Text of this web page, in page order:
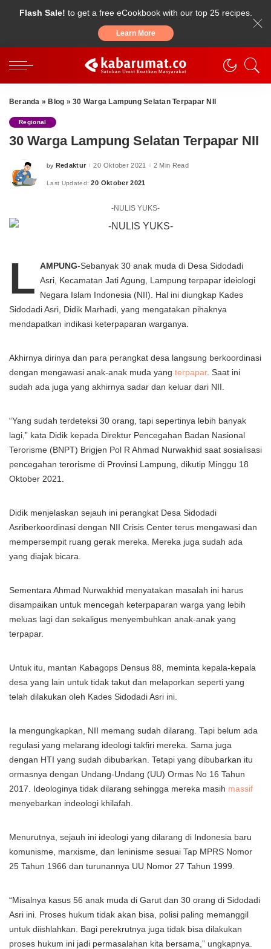
Flash Sale! to get a free eCookbook with our top 25 recipes.
Learn More
Beranda » Blog »30 Warga Lampung Selatan Terpapar NII
Regional
30 Warga Lampung Selatan Terpapar NII
Posted
by Redaktur 20 Oktober 2021 2 Min Read
Last Updated: 20 Oktober 2021
-NULIS YUKS-
L AMPUNG-Sebanyak 30 anak muda di Desa Sidodadi
Asri, Kecamatan Jati Agung, Lampung terpapar ideiologi
Negara Islam Indonesia (NII). Hal ini diungkap Kades
Sidodadi Asri, Didik Marhadi, yang mengatakan pihaknya
mendapatkan indikasi keterpaparan warganya.
Akhirnya dirinya dan para perangkat desa langsung berkoordinasi
dengan mengawasi anak-anak muda yang terpapar. Saat ini
sudah ada juga yang akhirnya sadar dan keluar dari NII.
“Yang sudah terdeteksi 30 orang, tapi sepertinya lebih banyak
lagi,” kata Didik kepada Direktur Pencegahan Badan Nasional
Terorisme (BNPT) Brigjen Pol R Ahmad Nurwakhid saat sosialisasi
pencegahan terorisme di Provinsi Lampung, dikutip Minggu 18
Oktober 2021.
Didik menjelaskan sejauh ini perangkat Desa Sidodadi
Asriberkoordinasi dengan NII Crisis Center terus mengawasi dan
mempersempit ruang gerak mereka. Mereka juga sudah ada
yang diajak bicara.
Sementara Ahmad Nurwakhid menyatakan masalah ini harus
disampaikan untuk mencegah keterpaparan warga yang lebih
meluas lagi dan sekaligus menyembuhkan anak-anak yang
terpapar.
Untuk itu, mantan Kabagops Densus 88, meminta kepala-kepala
desa yang lain untuk tidak takut dan melaporkan seperti yang
telah dilakukan oleh Kades Sidodadi Asri ini.
Ia mengungkapkan, NII memang sudah dilarang. Tapi belum ada
regulasi yang melarang ideologi takfiri mereka. Sama juga
dengan HTI yang sudah dibubarkan. Tetapi yang dibubarkan itu
ormasnya dengan Undang-Undang (UU) Ormas No 16 Tahun
2017. Ideologinya tidak dilarang sehingga mereka masih massif
menyebarkan indeologi khilafah.
Menurutnya, sejauh ini ideologi yang dilarang di Indonesia baru
komunisme, marxisme, dan leninisme sesuai Tap MPRS Nomor
25 Tahun 1966 dan turunannya UU Nomor 27 Tahun 1999.
“Misalnya kasus 56 anak muda di Garut dan 30 orang di Sidodadi
Asri ini. Proses hukum tidak akan bisa, polisi paling memanggil
untuk diishlahkan. Bagi perekrutnya juga tidak bisa dilakukan
proses hukum ini jadi permasalahan kita bersama,” ungkapnya.